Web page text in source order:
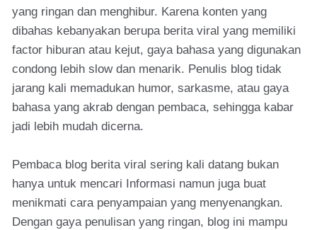
yang ringan dan menghibur. Karena konten yang
dibahas kebanyakan berupa berita viral yang memiliki
factor hiburan atau kejut, gaya bahasa yang digunakan
condong lebih slow dan menarik. Penulis blog tidak
jarang kali memadukan humor, sarkasme, atau gaya
bahasa yang akrab dengan pembaca, sehingga kabar
jadi lebih mudah dicerna.
Pembaca blog berita viral sering kali datang bukan
hanya untuk mencari Informasi namun juga buat
menikmati cara penyampaian yang menyenangkan.
Dengan gaya penulisan yang ringan, blog ini mampu